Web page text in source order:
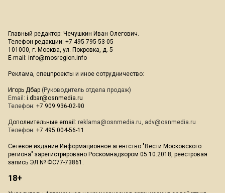
Главный редактор: Чечушкин Иван Олегович.
Телефон редакции: +7 495 795-53-05
101000, г. Москва, ул. Покровка, д. 5
E-mail: info@mosregion.info
Реклама, спецпроекты и иное сотрудничество:
Игорь Дбар (Руководитель отдела продаж)
Email: i.dbar@osnmedia.ru
Телефон: +7 909 936-02-90
Дополнительные email: reklama@osnmedia.ru, adv@osnmedia.ru
Телефон: +7 495 004-56-11
Сетевое издание Информационное агентство "Вести Московского
региона" зарегистрировано Роскомнадзором 05.10.2018, реестровая
запись ЭЛ № ФС77-73861.
18+